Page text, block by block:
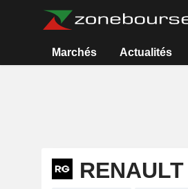
Marchés Actualités
RENAULT